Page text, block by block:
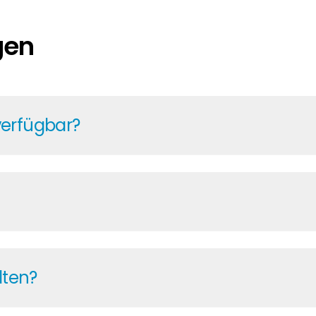
für eine zuverlässige Planung. Mit über zehn
termingerecht umgesetzt werden können.